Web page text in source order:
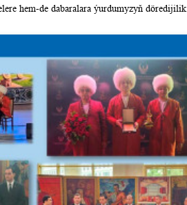
hem-de dabaralara ýurdumyzyň döredijilik
«Meleguş», «Küştdepdi» atly aýdymly
medeni çäreleriň geçirilmegi dost-
kämilleşmegine täze badalgalar berýär. 26-
Andijan şäheriniň gözel ýerlerine